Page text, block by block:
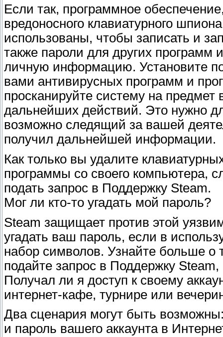
Если так, программное
вредоносного клавиатурного
использованы, чтобы записать и
также пароли для других программ
личную информацию. Установите
вами антивирусных программ и
просканируйте систему на предмет
дальнейших действий. Это нужно
возможно следящий за вашей
получил дальнейшей информации.
Как только вы удалите
программы со своего компьютера,
подать запрос в Поддержку Steam.
Мог ли кто-то угадать мой пароль?
Steam защищает против этой
угадать ваш пароль, если в
набор символов. Узнайте больше о
подайте запрос в Поддержку
Получал ли я доступ к своему
интернет-кафе, турнире или
Два сценария могут быть
и пароль вашего аккаунта в